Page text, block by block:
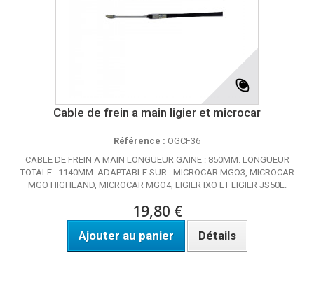
Cable de frein a main ligier et microcar
Référence : OGCF36
CABLE DE FREIN A MAIN LONGUEUR GAINE : 850MM. LONGUEUR
TOTALE : 1140MM. ADAPTABLE SUR : MICROCAR MGO3, MICROCAR
MGO HIGHLAND, MICROCAR MGO4, LIGIER IXO ET LIGIER JS50L.
19,80 €
Ajouter au panier Détails